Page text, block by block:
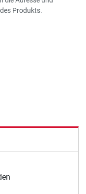
Produkts.